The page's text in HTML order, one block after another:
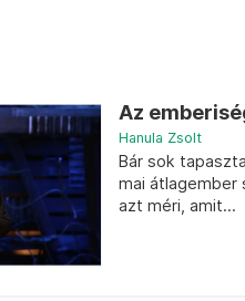
Az
Hanula Zsolt
Bár sok
mai átlagember
azt méri, amit...